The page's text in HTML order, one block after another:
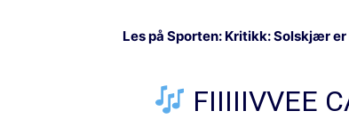
Les på Sporten: Kritikk: Solskjær er
FIIIIIVVEE